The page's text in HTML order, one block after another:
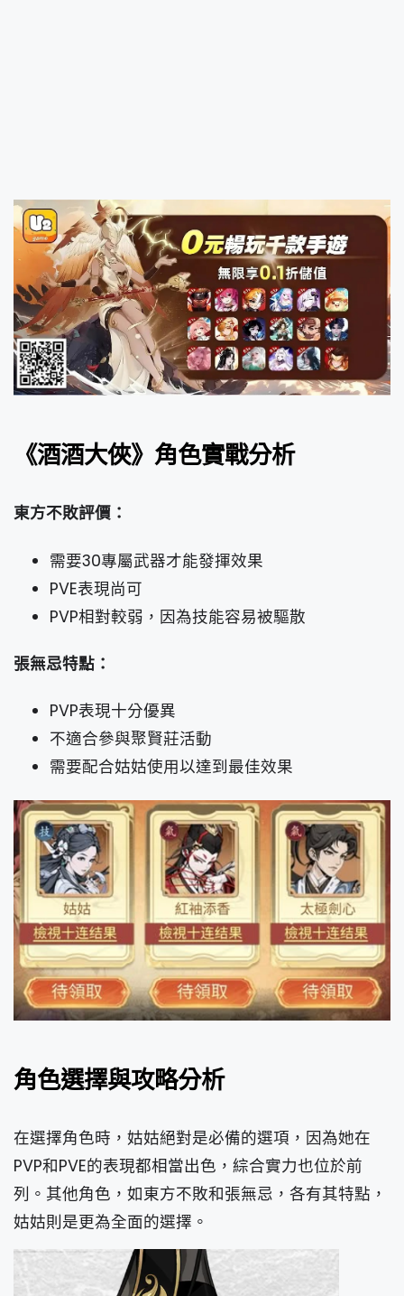
《酒酒大俠》角色實戰分析
東方不敗評價：
需要30專屬武器才能發揮效果
PVE表現尚可
PVP相對較弱，因為技能容易被驅散
張無忌特點：
PVP表現十分優異
不適合參與聚賢莊活動
需要配合姑姑使用以達到最佳效果
角色選擇與攻略分析
在選擇角色時，姑姑絕對是必備的選項，因為她在
PVP和PVE的表現都相當出色，綜合實力也位於前
列。 其他角色，如東方不敗和張無忌，各有其特點，
姑姑則是更為全面的選擇。